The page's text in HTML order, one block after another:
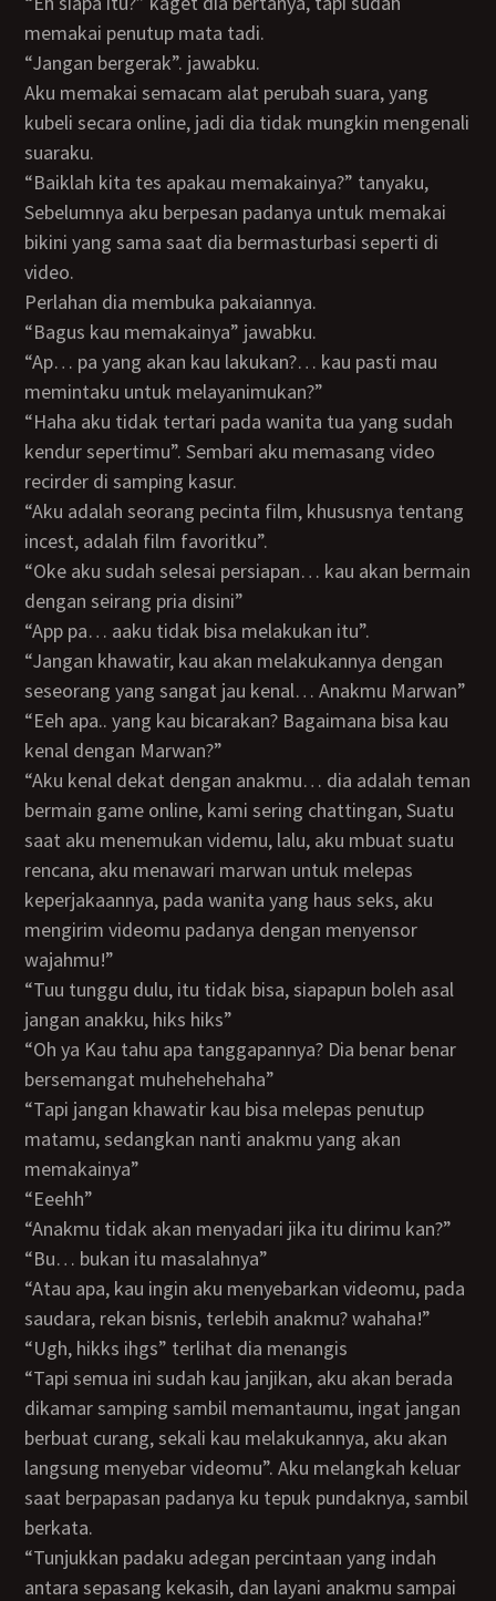
memakai penutup mata tadi.
“Jangan bergerak”. jawabku.
Aku memakai semacam alat perubah suara, yang
kubeli secara online, jadi dia tidak mungkin mengenali
suaraku.
“Baiklah kita tes apakau memakainya?” tanyaku,
Sebelumnya aku berpesan padanya untuk memakai
bikini yang sama saat dia bermasturbasi seperti di
video.
Perlahan dia membuka pakaiannya.
“Bagus kau memakainya” jawabku.
“Ap… pa yang akan kau lakukan?… kau pasti mau
memintaku untuk melayanimukan?”
“Haha aku tidak tertari pada wanita tua yang sudah
kendur sepertimu”. Sembari aku memasang video
recirder di samping kasur.
“Aku adalah seorang pecinta film, khususnya tentang
incest, adalah film favoritku”.
“oke aku sudah selesai persiapan… kau akan bermain
dengan seirang pria disini”
“App pa… aaku tidak bisa melakukan itu”.
“Jangan khawatir, kau akan melakukannya dengan
seseorang yang sangat jau kenal… Anakmu Marwan”
“Eeh apa.. yang kau bicarakan? Bagaimana bisa kau
kenal dengan Marwan?”
“Aku kenal dekat dengan anakmu… dia adalah teman
bermain game online, kami sering chattingan, Suatu
saat aku menemukan videmu, lalu, aku mbuat suatu
rencana, aku menawari marwan untuk melepas
keperjakaannya, pada wanita yang haus seks, aku
mengirim videomu padanya dengan menyensor
wajahmu!”
“Tuu tunggu dulu, itu tidak bisa, siapapun boleh asal
jangan anakku, hiks hiks”
“Oh ya Kau tahu apa tanggapannya? Dia benar benar
bersemangat muhehehehaha”
“Tapi jangan khawatir kau bisa melepas penutup
matamu, sedangkan nanti anakmu yang akan
memakainya”
“Eeehh”
“Anakmu tidak akan menyadari jika itu dirimu kan?”
“Bu… bukan itu masalahnya”
“Atau apa, kau ingin aku menyebarkan videomu, pada
saudara, rekan bisnis, terlebih anakmu? wahaha!”
“ugh, hikks ihgs” terlihat dia menangis
“Tapi semua ini sudah kau janjikan, aku akan berada
dikamar samping sambil memantaumu, ingat jangan
berbuat curang, sekali kau melakukannya, aku akan
langsung menyebar videomu”. Aku melangkah keluar
saat berpapasan padanya ku tepuk pundaknya, sambil
berkata.
“Tunjukkan padaku adegan percintaan yang indah
antara sepasang kekasih, dan layani anakmu sampai